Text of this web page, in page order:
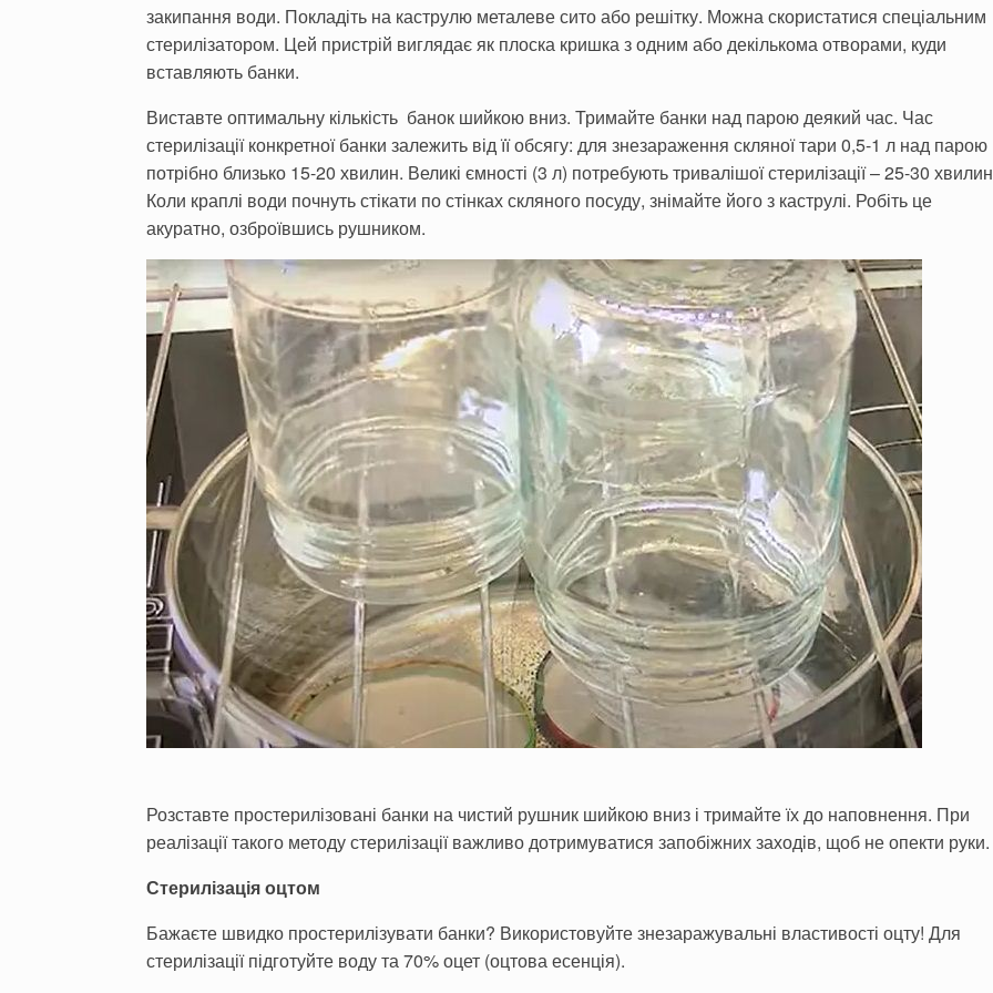
закипання води. Покладіть на каструлю металеве сито або решітку. Можна скористатися спеціальним
стерилізатором. Цей пристрій виглядає як плоска кришка з одним або декількома отворами, куди
вставляють банки.
Виставте оптимальну кількість банок шийкою вниз. Тримайте банки над парою деякий час. Час
стерилізації конкретної банки залежить від її обсягу: для знезараження скляної тари 0,5-1 л над парою
потрібно близько 15-20 хвилин. Великі ємності (3 л) потребують тривалішої стерилізації – 25-30
Коли краплі води почнуть стікати по стінках скляного посуду, знімайте його з каструлі. Робіть це
акуратно, озброївшись рушником.
Розставте простерилізовані банки на чистий рушник шийкою вниз і тримайте їх до наповнення. При
реалізації такого методу стерилізації важливо дотримуватися запобіжних заходів, щоб не опекти руки.
Стерилізація оцтом
Бажаєте швидко простерилізувати банки? Використовуйте знезаражувальні властивості оцту! Для
стерилізації підготуйте воду та 70% оцет (оцтова есенція).